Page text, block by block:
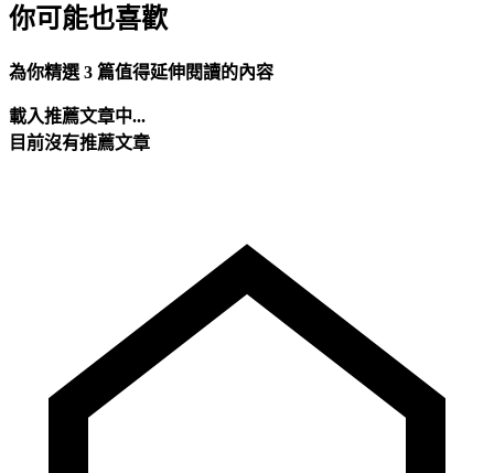
你可能也喜歡
為你精選 3 篇值得延伸閱讀的內容
載入推薦文章中...
目前沒有推薦文章